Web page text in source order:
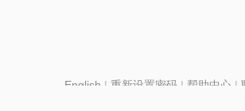
English | 重新设置密码| 帮助中心 |